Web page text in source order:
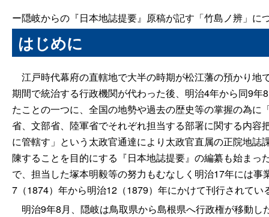
ー隠岐からの『日本地誌提要』原稿が記す「竹島ノ辨」に
はじめに
江戸時代幕府の直轄地で大半の時期が松江藩の預かり地
期間で統治する行政機関が代わった後、明治4年から同9
たことの一つに、全国の地勢や過去の歴史等の掌握の為
省、文部省、陸軍省でそれぞれ担当する部署に関する内
に管轄す」という太政官通達により太政官直属の正院地
陳することを目的にする『日本地誌提要』の編纂も始ま
で、担当した塚本明毅等の努力もむなしく明治17年には
7（1874）年から明治12（1879）年にかけて刊行されてい
明治9年8月、隠岐は鳥取県から島根県へ行政権が移動